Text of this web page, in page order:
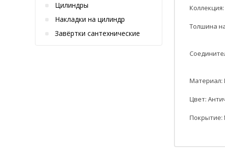
Цилиндры
Накладки на цилиндр
Завёртки сантехнические
Толшина
Материал:
Цвет:
Покрытие: